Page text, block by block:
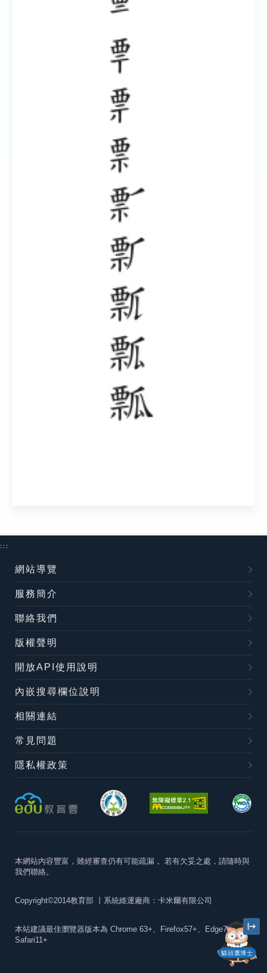
貓頭鷹博士
:::
網站導覽
服務簡介
聯絡我們
版權聲明
開放API使用說明
內嵌搜尋欄位說明
相關連結
常見問題
隱私權政策
本網站內容豐富，雖經審查仍有可能疏漏， 若有欠妥之處，請隨時與
我們聯絡。
Copyright©2014教育部 丨系統維運廠商：卡米爾有限公司
本站建議最佳瀏覽器版本為 Chrome 63+、Firefox57+、Edge79+及
Safari11+